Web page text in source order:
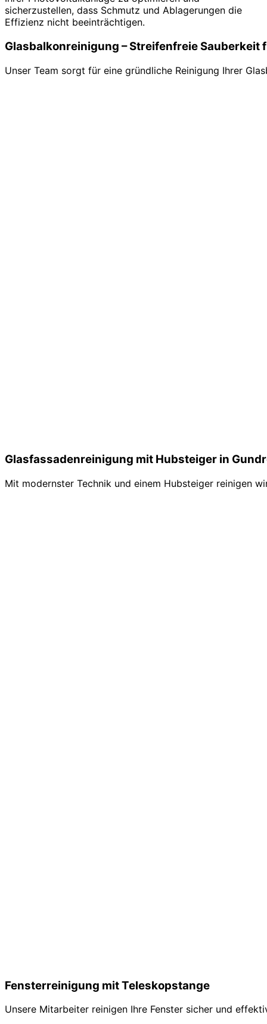
sicherzustellen, dass Schmutz und Ablagerungen die
Effizienz nicht beeinträchtigen.
Glasbalkonreinigung – Streifenfreie Sauberkeit
Unser Team sorgt für eine gründliche Reinigung Ihrer
Glasfassadenreinigung mit Hubsteiger in
Mit modernster Technik und einem Hubsteiger reinigen
Fensterreinigung mit Teleskopstange
Unsere Mitarbeiter reinigen Ihre Fenster sicher und